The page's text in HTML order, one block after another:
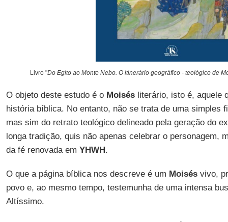
Livro "Do Egito ao Monte Nebo. O itinerário geográfico - teológico de
O objeto deste estudo é o Moisésliterário, isto é, aquele
história bíblica. No entanto, não se trata de uma simples
mas sim do retrato teológico delineado pela geração do
longa tradição, quis não apenas celebrar o personagem,
da fé renovada em YHWH.
O que a página bíblica nos descreve é ​​um Moisésvivo,
povo e, ao mesmo tempo, testemunha de uma intensa
Altíssimo.